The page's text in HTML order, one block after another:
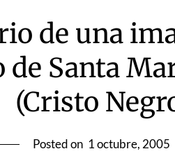
de una
Santa
(Cristo
Posted on 1 octubre, 2005